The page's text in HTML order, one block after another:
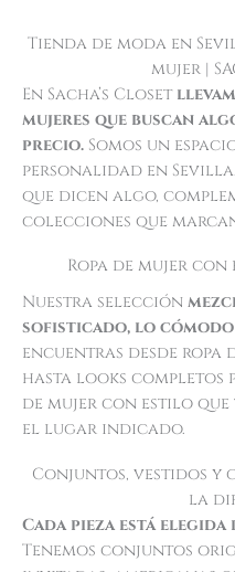
Tienda de moda en
mujer |
En Sacha’s Closet
mujeres que buscan
precio. Somos un
personalidad en
que dicen algo,
colecciones que
Ropa de mujer
Nuestra selección
sofisticado, lo
encuentras desde
hasta looks completos
de mujer con estilo
el lugar indicado.
Conjuntos, vestidos y
la
Cada pieza está
Tenemos conjuntos